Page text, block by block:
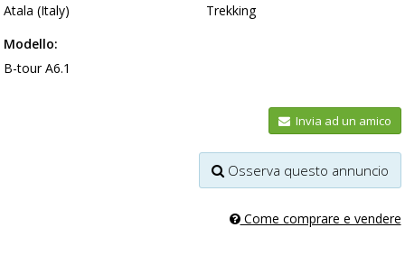
Atala (Italy)
Trekking
Modello:
B-tour A6.1
Invia ad un amico
Osserva questo annuncio
Come comprare e vendere